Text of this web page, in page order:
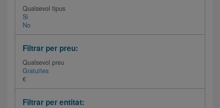
Qualsevol tipus
Si
No
Filtrar per preu:
Qualsevol preu
Gratuïtes
€
Filtrar per entitat: